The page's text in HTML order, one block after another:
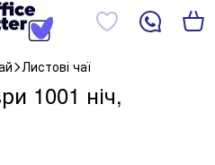
Листові чаї
1001 ніч,